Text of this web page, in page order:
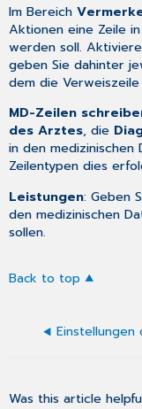
Im Bereich
Aktionen eine Zeile
werden soll.
geben Sie dahinter
dem die
MD-Zeilen
des Arztes, die
in den
Zeilentypen dies
Leistungen: Geben
den medizinischen
sollen.
Back to top
Was this article